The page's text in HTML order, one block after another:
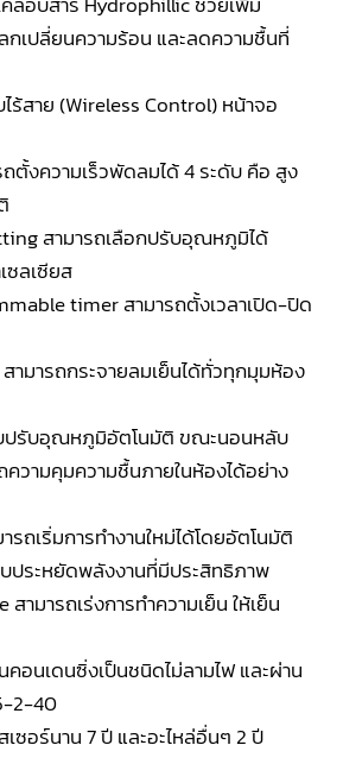
กเปลี่ยนความร้อน และลดความชื้นที่
ร้สาย (Wireless Control) หน้าจอ
ตั้งความเร็วพัดลมได้ 4 ระดับ คือ สูง
สามารถเลือกปรับอุณหภูมิได้
ซลเซียส
timer สามารถตั้งเวลาเปิด-ปิด
ามารถกระจายลมเย็นได้ทั่วทุกมุมห้อง
ปรับอุณหภูมิอัตโนมัติ ขณะนอนหลับ
วามคุมความชื้นภายในห้องได้อย่าง
ถเริ่มการทำงานใหม่ได้โดยอัตโนมัติ
ประหยัดพลังงานที่มีประสิทธิภาพ
ามารถเร่งการทำความเย็น ให้เย็น
อนเดนซิ่งเป็นชนิดไม่ลามไฟ และผ่าน
2-40
ซอร์นาน 7 ปี และอะไหล่อื่นๆ 2 ปี